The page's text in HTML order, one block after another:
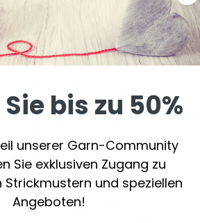
bis zu 50%
unserer Garn-Community
Sie exklusiven Zugang zu
Strickmustern und speziellen
Angeboten!